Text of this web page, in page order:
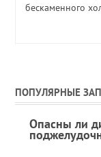
бескаменного
ПОПУЛЯРНЫЕ
Опасны ли